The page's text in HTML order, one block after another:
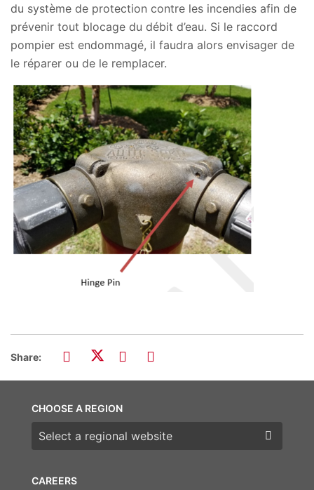
du système de protection contre les incendies afin de
prévenir tout blocage du débit d’eau. Si le raccord
pompier est endommagé, il faudra alors envisager de
le réparer ou de le remplacer.
Share:
CAREERS
CHOOSE A REGION
Choose a region